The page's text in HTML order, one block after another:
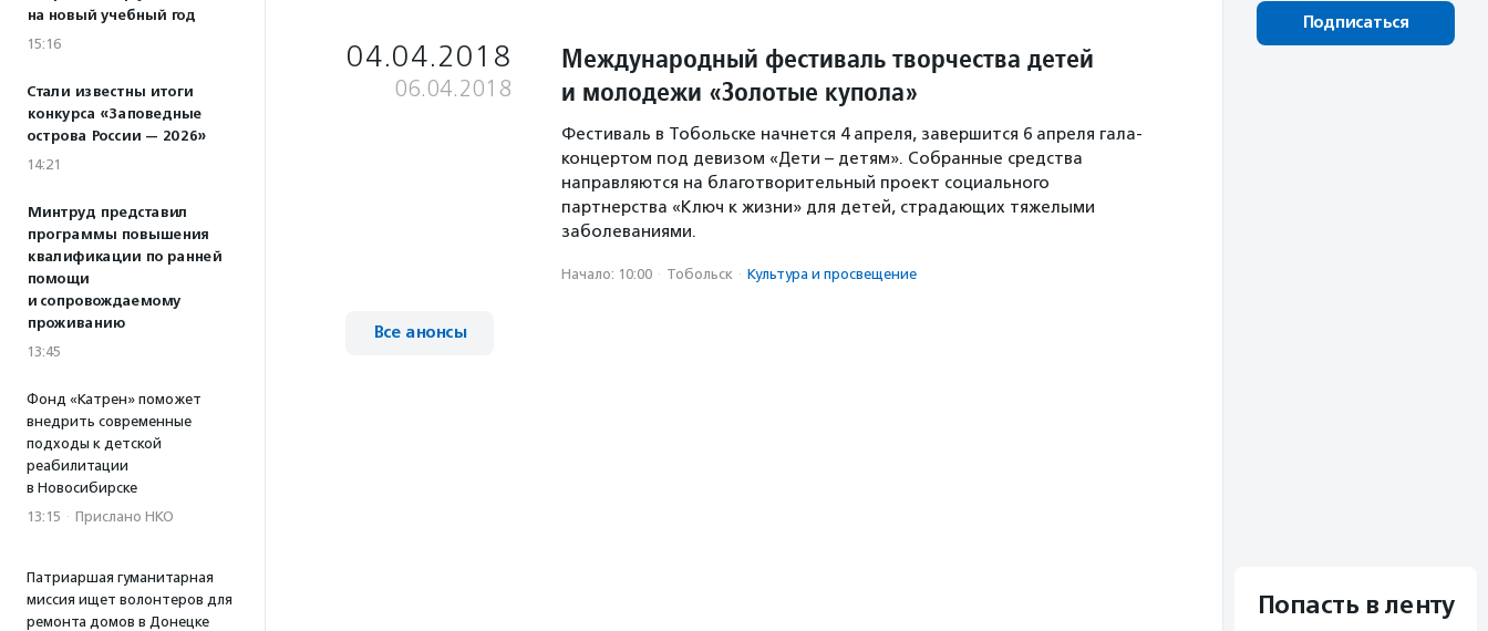
на новый учебный год
15:16
Стали известны итоги
конкурса «Заповедные
острова России — 2026»
14:21
Минтруд представил
программы повышения
квалификации по ранней
помощи
и сопровождаемому
проживанию
13:45
Фонд «Катрен» поможет
внедрить современные
подходы к детской
реабилитации
в Новосибирске
13:15 · Прислано НКО
Патриаршая гуманитарная
миссия ищет волонтеров для
ремонта домов в Донецке
04.04.2018
06.04.2018
Международный фестиваль творчества детей
и молодежи «Золотые купола»
Фестиваль в Тобольске начнется 4 апреля, завершится 6 апреля гала-
концертом под девизом «Дети – детям». Собранные средства
направляются на благотворительный проект социального
партнерства «Ключ к жизни» для детей, страдающих тяжелыми
заболеваниями.
Начало: 10:00 · Тобольск · Культура и просвещение
Все анонсы
Подписаться
Попасть в ленту